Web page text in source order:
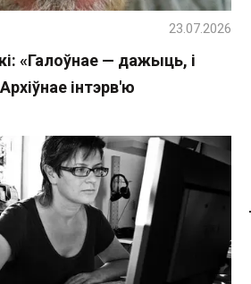
«Галоўнае — дажыць, і
інтэрв'ю
23.07.2026